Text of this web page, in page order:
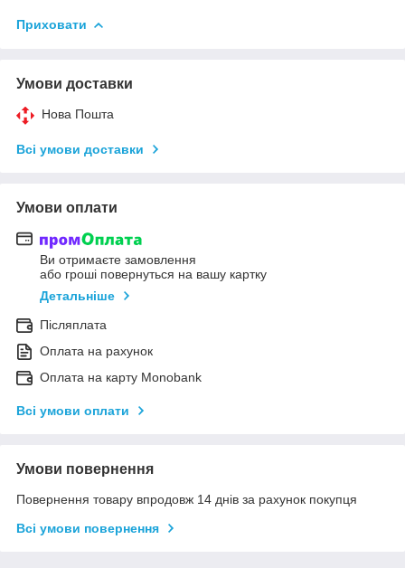
Приховати
Умови доставки
Нова Пошта
Всі умови доставки
Умови оплати
Ви отримаєте замовлення
або гроші повернуться на вашу картку
Детальніше
Післяплата
Оплата на рахунок
Оплата на карту Monobank
Всі умови оплати
Умови повернення
Повернення товару впродовж 14 днів за рахунок покупця
Всі умови повернення